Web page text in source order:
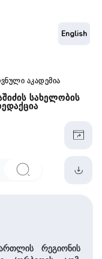
აკადემია
სახელობის
English
რეგიონის